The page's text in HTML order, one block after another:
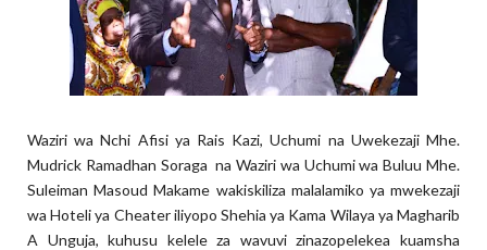
Waziri wa Nchi Afisi ya Rais Kazi, Uchumi na Uwekezaji Mhe.
Mudrick Ramadhan Soraga na Waziri wa Uchumi wa Buluu Mhe.
Suleiman Masoud Makame wakiskiliza malalamiko ya mwekezaji
wa Hoteli ya Cheater iliyopo Shehia ya Kama Wilaya ya Magharib
A Unguja, kuhusu kelele za wavuvi zinazopelekea kuamsha